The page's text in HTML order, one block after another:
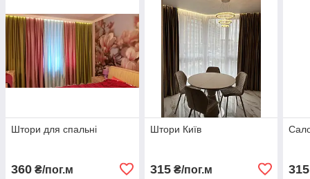
Штори для спальні
360 ₴/пог.м
Штори Київ
315₴/пог.м 315